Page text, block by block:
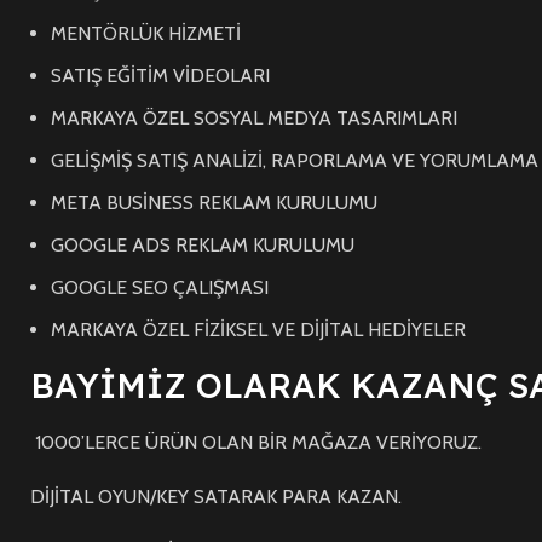
MENTÖRLÜK HİZMETİ
SATIŞ EĞİTİM VİDEOLARI
MARKAYA ÖZEL SOSYAL MEDYA TASARIMLARI
GELİŞMİŞ SATIŞ ANALİZİ, RAPORLAMA VE YORUMLAMA
META BUSİNESS REKLAM KURULUMU
GOOGLE ADS REKLAM KURULUMU
GOOGLE SEO ÇALIŞMASI
MARKAYA ÖZEL FİZİKSEL VE DİJİTAL HEDİYELER
BAYİMİZ OLARAK KAZANÇ
1000’LERCE ÜRÜN OLAN BİR MAĞAZA VERİYORUZ.
DİJİTAL OYUN/KEY SATARAK PARA KAZAN.